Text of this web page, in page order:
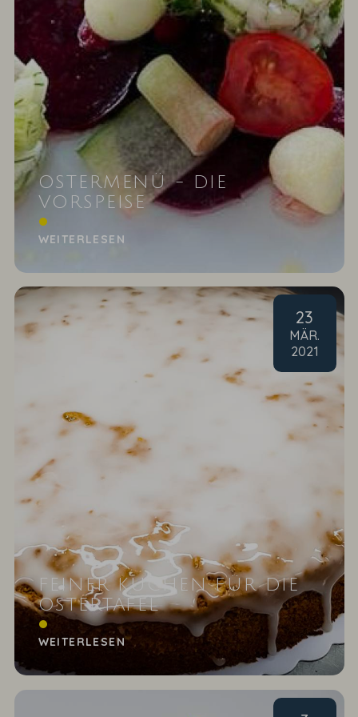
OSTERMENÜ - DIE
VORSPEISE
Matjeshäckerle mit roter Bete und Apfel
WEITERLESEN
23
MÄR.
2021
FEINER KUCHEN FÜR DIE
OSTERTAFEL
Karotten-Mandeltorte
WEITERLESEN